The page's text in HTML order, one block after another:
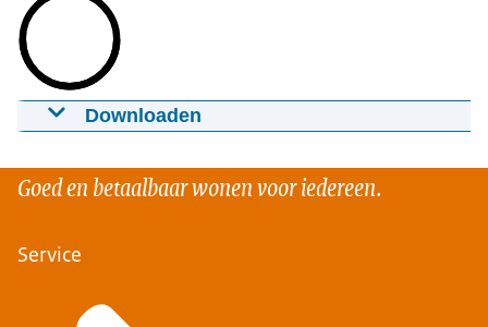
Downloaden
03-07-20202:57mp4215 MB
Goed en betaalbaar wonen voor iedereen.
Service